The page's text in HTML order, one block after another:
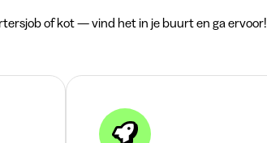
of kot — vind het in je buurt en ga ervoor!